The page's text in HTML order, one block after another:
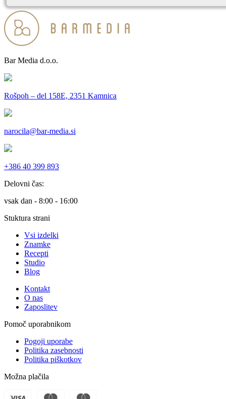
Bar Media d.o.o.
Rošpoh – del 158E, 2351 Kamnica
narocila@bar-media.si
+386 40 399 893
Delovni čas:
vsak dan - 8:00 - 16:00
Stuktura strani
Vsi izdelki
Znamke
Recepti
Studio
Blog
Kontakt
O nas
Zaposlitev
Pomoč uporabnikom
Pogoji uporabe
Politika zasebnosti
Politika piškotkov
Možna plačila